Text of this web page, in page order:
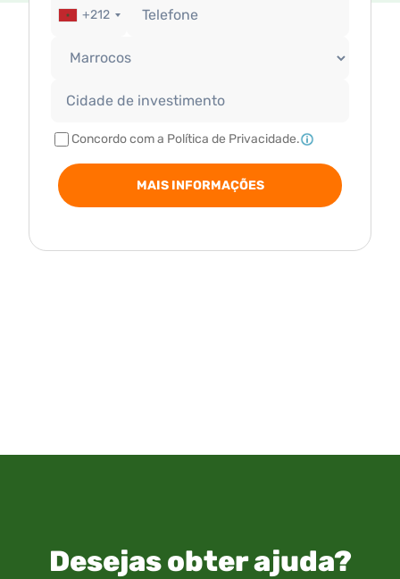
+212
Concordo com a Política de Privacidade.
MAIS INFORMAÇÕES
Desejas obter ajuda?